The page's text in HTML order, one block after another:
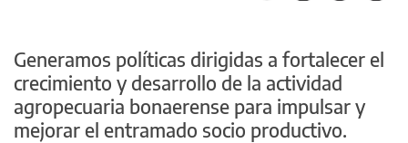
Generamos políticas dirigidas a fortalecer el
crecimiento y desarrollo de la actividad
agropecuaria bonaerense para impulsar y
mejorar el entramado socio productivo.